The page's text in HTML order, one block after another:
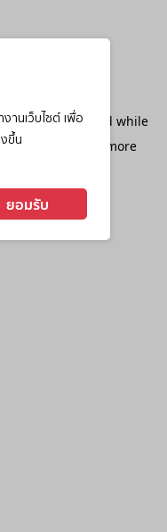
านเว็บไซต์ เพื่อ
ขึ้น
ยอมรับ
has occurred while
console
for more